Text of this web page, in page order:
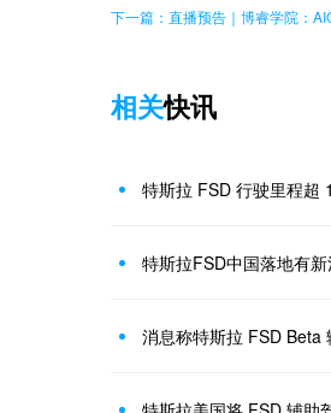
下一篇：直播预告｜博睿学院：
相关快讯
特斯拉 FSD 行驶里程超
特斯拉FSD中国落地有
消息称特斯拉 FSD Beta